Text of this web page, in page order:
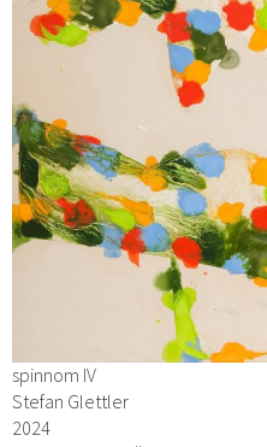
spinnom IV
Stefan Glettler
2024